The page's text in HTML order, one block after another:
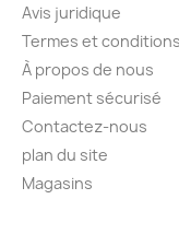
Avis juridique
Termes et conditions
À propos de nous
Paiement sécurisé
Contactez-nous
plan du site
Magasins